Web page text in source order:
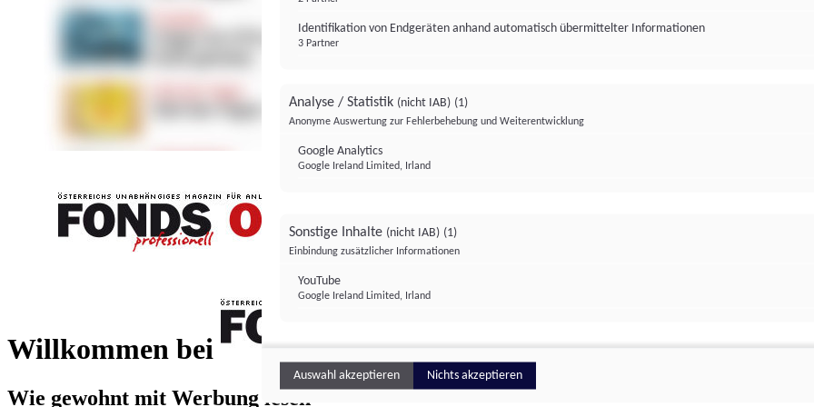
Willkommen bei
FONDS professionell
Wie gewohnt mit Werbung lesen
Identifikation von Endgeräten anhand automatisch übermittelter Informationen
3 Partner
Analyse / Statistik (nicht IAB) (1)
Anonyme Auswertung zur Fehlerbehebung und Weiterentwicklung
Google Analytics
Google Ireland Limited, Irland
Sonstige Inhalte (nicht IAB) (1)
Einbindung zusätzlicher Informationen
YouTube
Google Ireland Limited, Irland
Auswahl akzeptieren Nichts akzeptieren